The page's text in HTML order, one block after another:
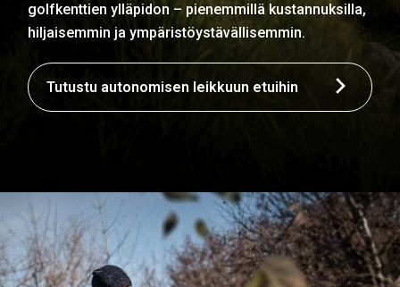
golfkenttien ylläpidon – pienemmillä kustannuksilla,
hiljaisemmin ja ympäristöystävällisemmin.
Tutustu autonomisen leikkuun etuihin